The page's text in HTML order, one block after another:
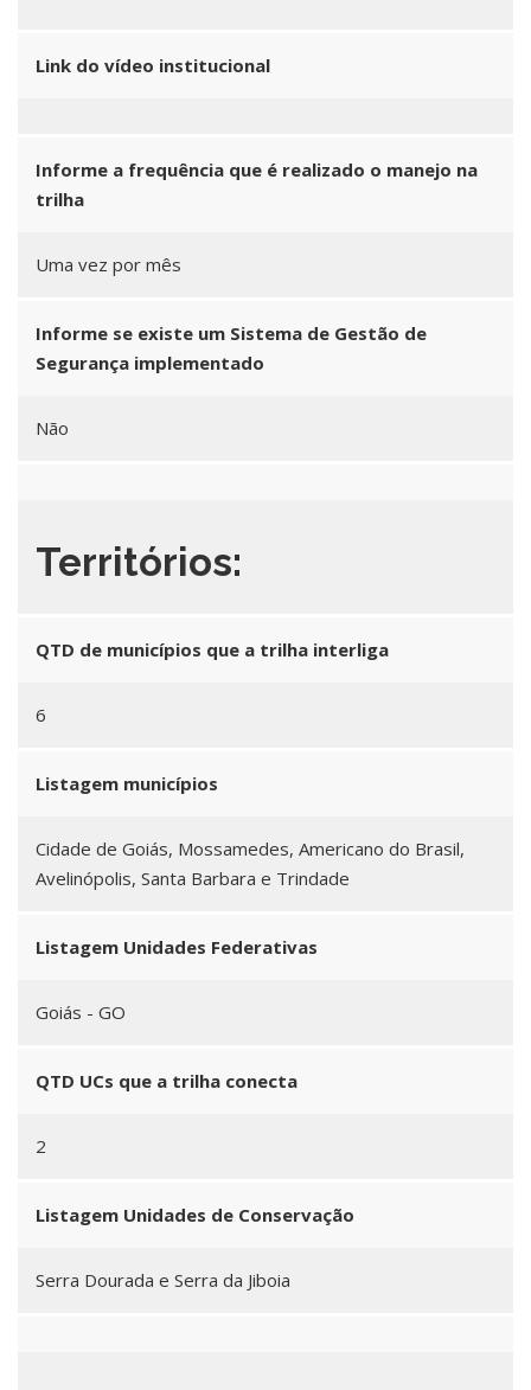
Link do vídeo institucional
Informe a frequência que é realizado o manejo na
trilha
Uma vez por mês
Informe se existe um Sistema de Gestão de
Segurança implementado
Não
Territórios:
QTD de municípios que a trilha interliga
6
Listagem municípios
Cidade de Goiás, Mossamedes, Americano do Brasil,
Avelinópolis, Santa Barbara e Trindade
Listagem Unidades Federativas
Goiás - GO
QTD UCs que a trilha conecta
2
Listagem Unidades de Conservação
Serra Dourada e Serra da Jiboia